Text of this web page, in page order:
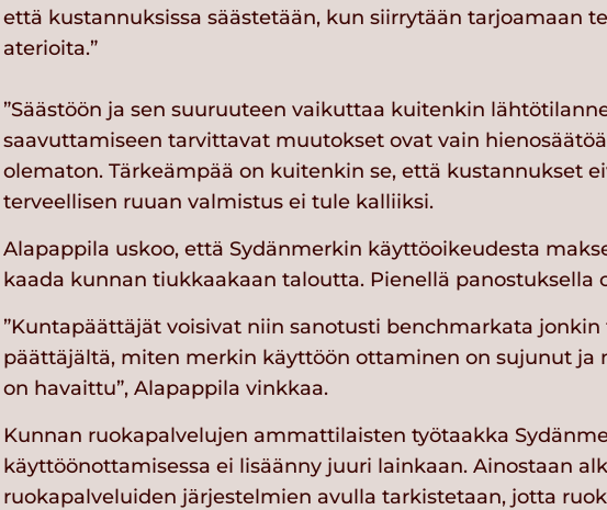
että kustannuksissa säästetään, kun siirrytään tarjoamaan
aterioita.”
”Säästöön ja sen suuruuteen vaikuttaa kuitenkin
saavuttamiseen tarvittavat muutokset ovat vain
olematon. Tärkeämpää on kuitenkin se, että kustannukset
terveellisen ruuan valmistus ei tule kalliiksi.
Alapappila uskoo, että Sydänmerkin käyttöoikeudesta
kaada kunnan tiukkaakaan taloutta. Pienellä panostuksella
”Kuntapäättäjät voisivat niin sanotusti benchmarkata
päättäjältä, miten merkin käyttöön ottaminen on sujunut ja
on havaittu”, Alapappila vinkkaa.
Kunnan ruokapalvelujen ammattilaisten työtaakka
käyttöönottamisessa ei lisäänny juuri lainkaan. Ainostaan
ruokapalveluiden järjestelmien avulla tarkistetaan, jotta